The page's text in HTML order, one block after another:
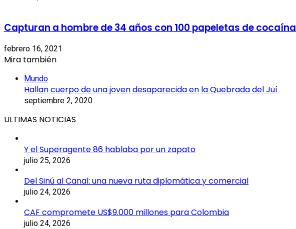
Capturan a hombre de 34 años con 100 papeletas de cocaína
febrero 16, 2021
Mira también
Mundo
Hallan cuerpo de una joven desaparecida en la Quebrada del Juí
septiembre 2, 2020
ULTIMAS NOTICIAS
Y el Superagente 86 hablaba por un zapato
julio 25, 2026
Del Sinú al Canal: una nueva ruta diplomática y comercial
julio 24, 2026
CAF compromete US$9.000 millones para Colombia
julio 24, 2026